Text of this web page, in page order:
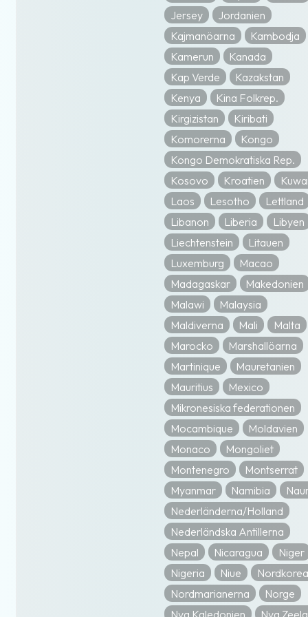
Jersey
Jordanien
Kajmanöarna
Kambodja
Kamerun
Kanada
Kap Verde
Kazakstan
Kenya
Kina Folkrep.
Kirgizistan
Kiribati
Komorerna
Kongo
Kongo Demokratiska Rep.
Kosovo
Kroatien
Laos
Lesotho
Lettland
Libanon
Liberia
Libyen
Liechtenstein
Litauen
Luxemburg
Macao
Madagaskar
Makedonien
Malawi
Malaysia
Maldiverna
Mali
Malta
Marocko
Marshallöarna
Martinique
Mauretanien
Mauritius
Mexico
Mikronesiska federationen
Mocambique
Moldavien
Monaco
Mongoliet
Montenegro
Montserrat
Myanmar
Namibia
Nederländerna/Holland
Nederländska Antillerna
Nepal
Nicaragua
Niger
Nigeria
Niue
Nordkorea
Nordmarianerna
Norge
Nya Kaledonien
Nya